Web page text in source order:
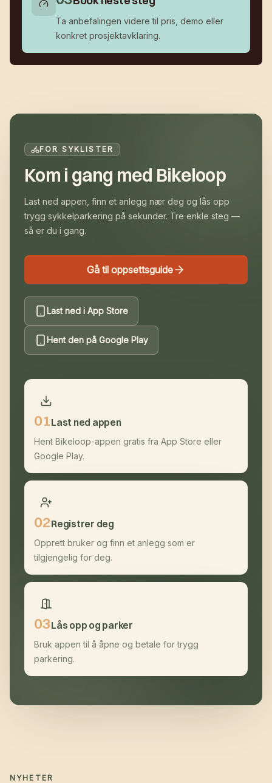
Ta anbefalingen videre til pris, demo eller
konkret prosjektavklaring.
FOR SYKLISTER
Kom i gang med Bikeloop
Last ned appen, finn et anlegg nær deg og lås opp
trygg sykkelparkering på sekunder. Tre enkle steg —
så er du i gang.
Gå til oppsettsguide
Last ned i App Store
Hent den på Google Play
01Last ned appen
Hent Bikeloop-appen gratis fra App Store eller
Google Play.
02Registrer deg
Opprett bruker og finn et anlegg som er
tilgjengelig for deg.
03Lås opp og parker
Bruk appen til å åpne og betale for trygg
parkering.
NYHETER